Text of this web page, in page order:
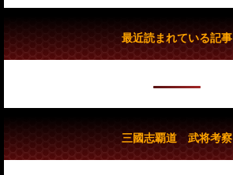
最近読まれている記事
三國志覇道 武将考察